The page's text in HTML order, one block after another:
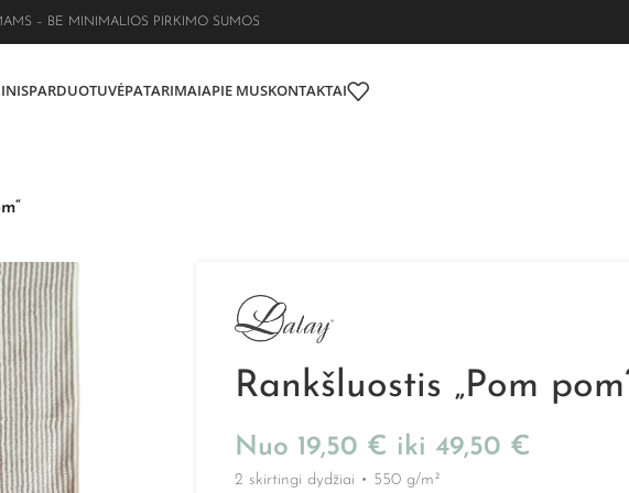
– BE MINIMALIOS PIRKIMO SUMOS
PARDUOTUVĖPATARIMAIAPIE MUSKONTAKTAI
Rankšluostis „Pom
Nuo 19,50 € iki 49,50 €
2 skirtingi dydžiai • 550 g/m²